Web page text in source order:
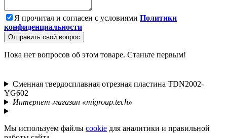
Я прочитал и согласен с условиями Политики
конфиденциальности
Отправить свой вопрос
Пока нет вопросов об этом товаре. Станьте первым!
Сменная твердосплавная отрезная пластина TDN2002-
YG602
Интернет-магазин «migroup.tech»
Мы используем файлы cookie для аналитики и правильной